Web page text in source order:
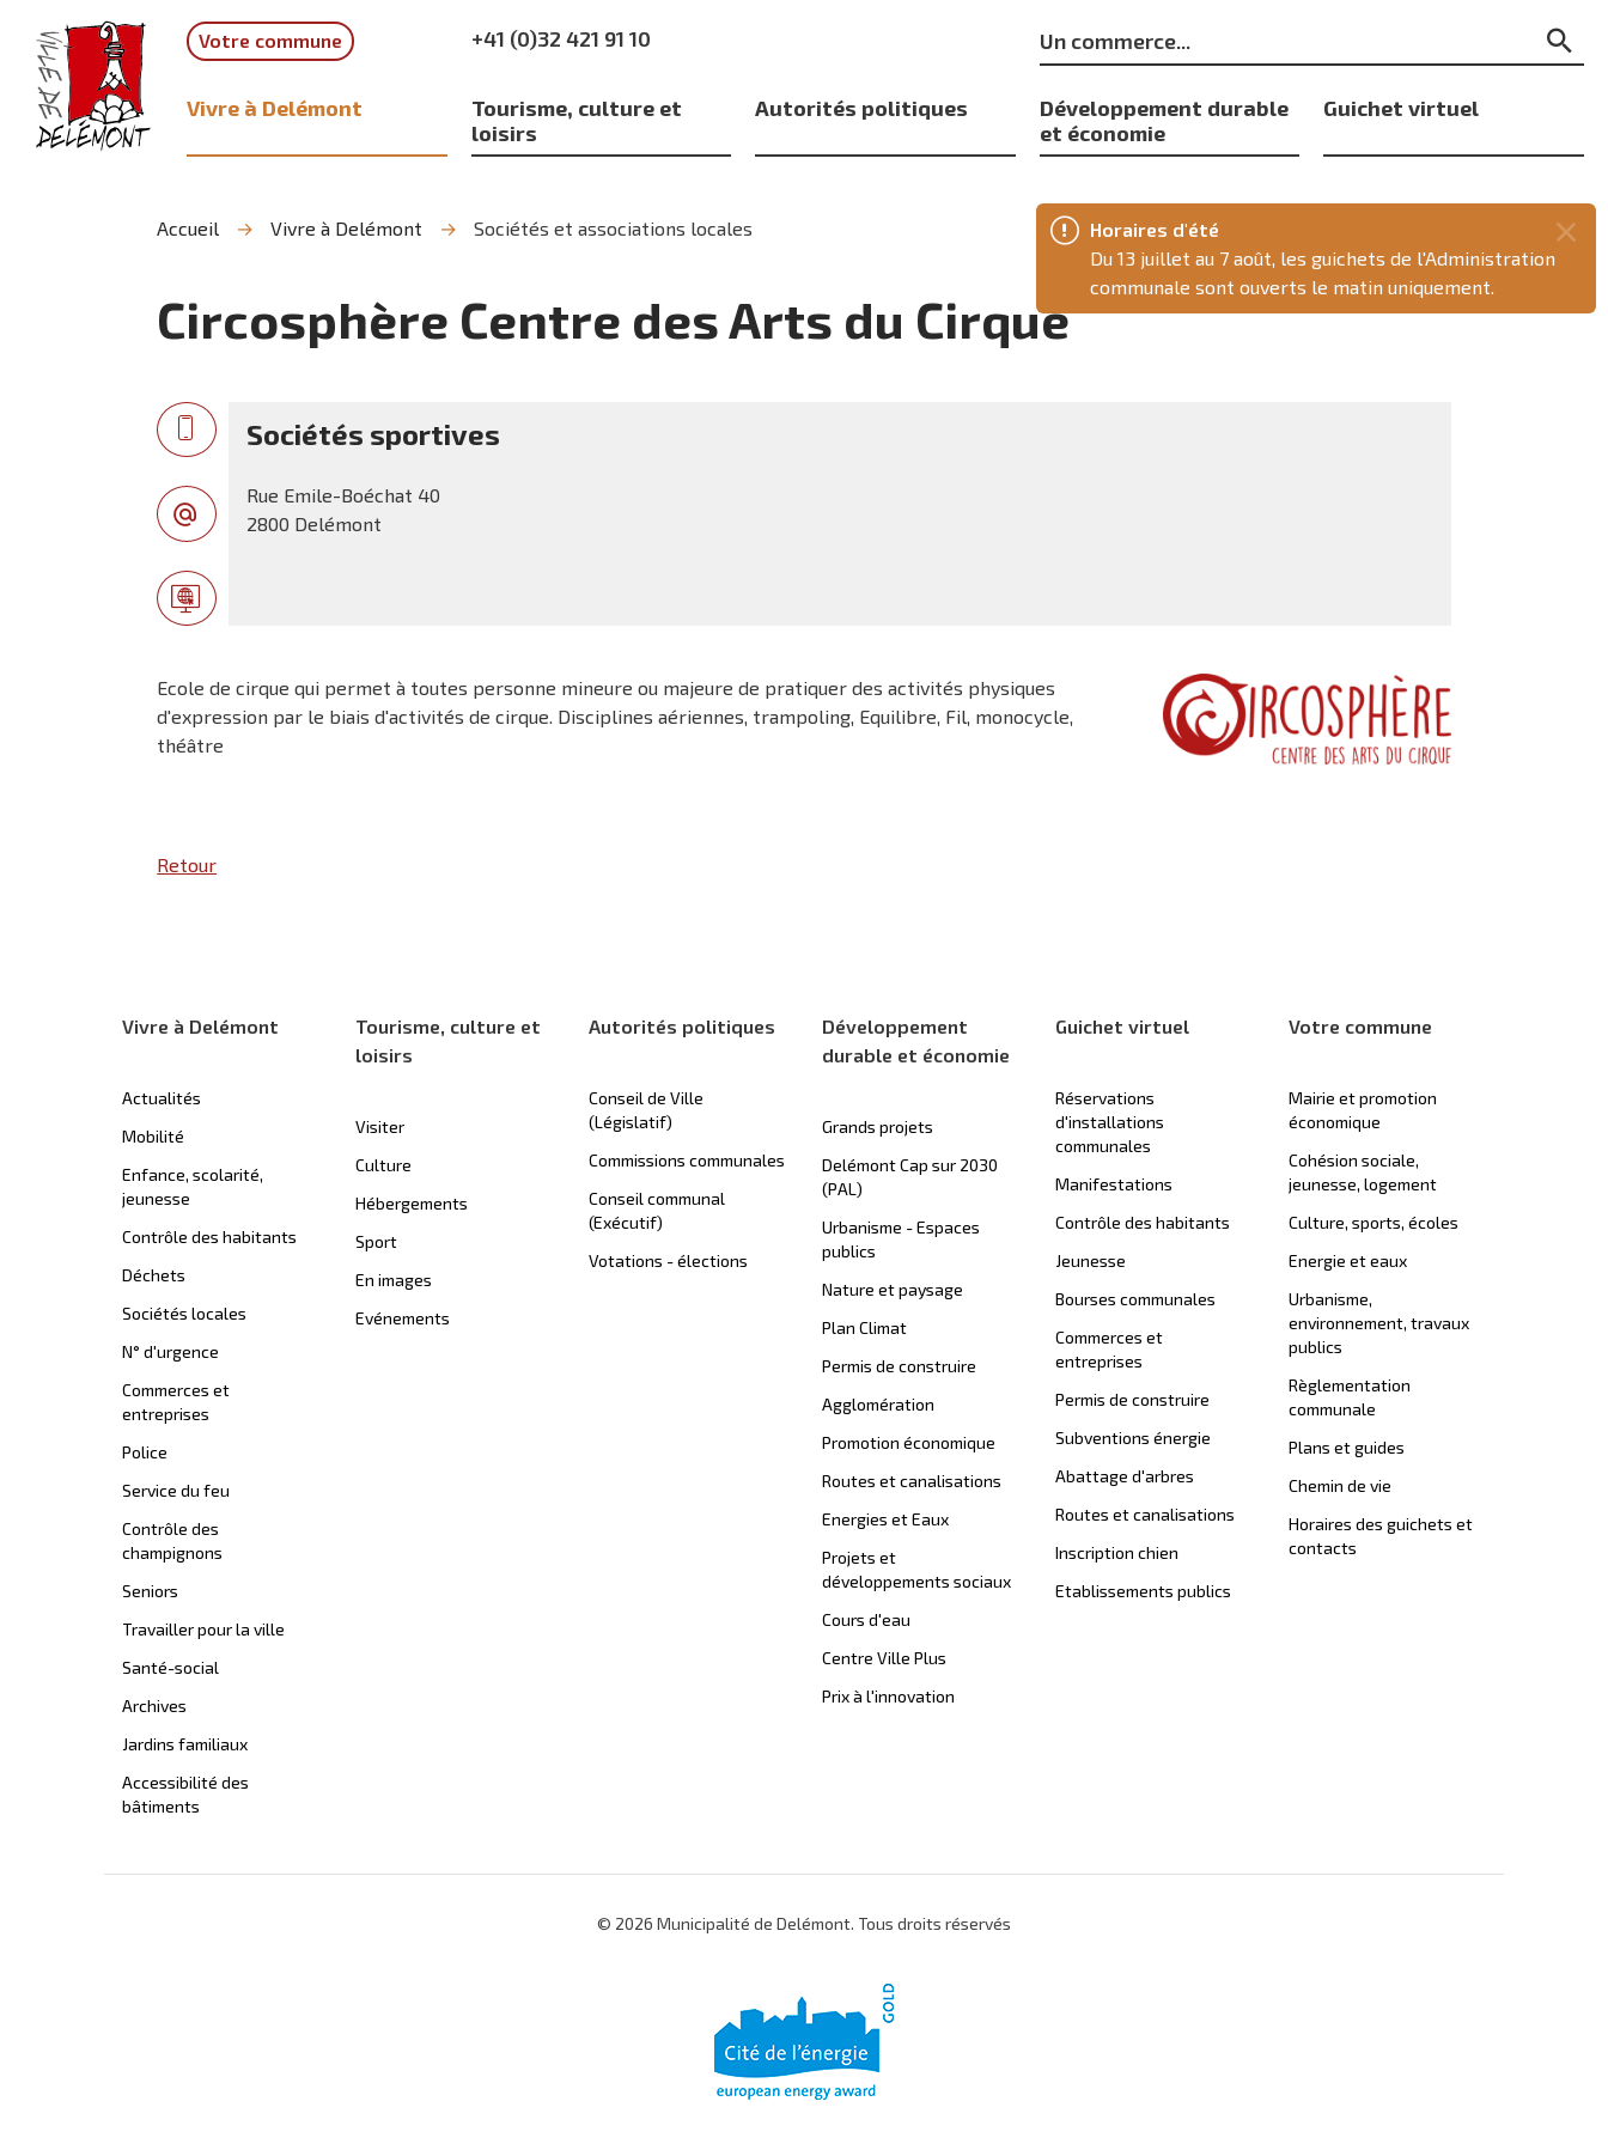
recherche
contenu
navigation
Horaires d'été
Du 13 juillet au 7 août, les guichets de l'Administration
communale sont ouverts le matin uniquement.
Votre commune +41 (0)32 421 91 10
Mots
clés
Vivre à Delémont
Tourisme, culture et
loisirs
Autorités politiques
Développement durable
et économie
Guichet virtuel
Accueil Vivre à Delémont Sociétés et associations locales
Circosphère Centre des Arts du Cirque
Sociétés sportives
Rue Emile-Boéchat 40
2800 Delémont
Ecole de cirque qui permet à toutes personne mineure ou majeure de pratiquer des activités physiques
d'expression par le biais d'activités de cirque. Disciplines aériennes, trampoling, Equilibre, Fil, monocycle,
théâtre
Retour
Vivre à Delémont
Actualités
Mobilité
Enfance, scolarité,
jeunesse
Contrôle des habitants
Déchets
Sociétés locales
N° d'urgence
Commerces et
entreprises
Police
Service du feu
Contrôle des
champignons
Seniors
Travailler pour la ville
Santé-social
Archives
Jardins familiaux
Accessibilité des
bâtiments
Tourisme, culture et
loisirs
Visiter
Culture
Hébergements
Sport
En images
Evénements
Autorités politiques
Conseil de Ville
(Législatif)
Commissions communales
Conseil communal
(Exécutif)
Votations - élections
Développement
durable et économie
Grands projets
Delémont Cap sur 2030
(PAL)
Urbanisme - Espaces
publics
Nature et paysage
Plan Climat
Permis de construire
Agglomération
Promotion économique
Routes et canalisations
Energies et Eaux
Projets et
développements sociaux
Cours d'eau
Centre Ville Plus
Prix à l'innovation
Guichet virtuel
Réservations
d'installations
communales
Manifestations
Contrôle des habitants
Jeunesse
Bourses communales
Commerces et
entreprises
Permis de construire
Subventions énergie
Abattage d'arbres
Routes et canalisations
Inscription chien
Etablissements publics
Votre commune
Mairie et promotion
économique
Cohésion sociale,
jeunesse, logement
Culture, sports, écoles
Energie et eaux
Urbanisme,
environnement, travaux
publics
Règlementation
communale
Plans et guides
Chemin de vie
Horaires des guichets et
contacts
© 2026 Municipalité de Delémont. Tous droits réservés